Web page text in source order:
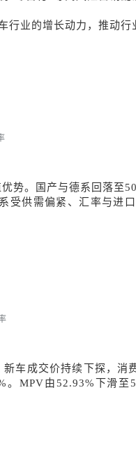
业的增长动力，推动行
势。国产与德系回落至
供需偏紧、汇率与进
车成交价持续下探，
MPV由52.93%下滑